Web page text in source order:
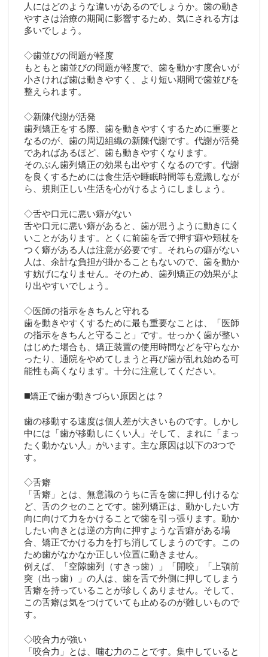
人にはどのような違いがあるのでしょうか。歯の動き
やすさは治療の期間に影響するため、気にされる方は
多いでしょう。
◇歯並びの問題が軽度
もともと歯並びの問題が軽度で、歯を動かす度合いが
小さければ歯は動きやすく、より短い期間で歯並びを
整えられます。
◇新陳代謝が活発
歯列矯正をする際、歯を動きやすくするために重要と
なるのが、歯の周辺組織の新陳代謝です。代謝が活発
であればあるほど、歯も動きやすくなります。
そのぶん歯列矯正の効果も出やすくなるのです。代謝
を良くするためには食生活や睡眠時間等も意識しなが
ら、規則正しい生活を心がけるようにしましょう。
◇舌や口元に悪い癖がない
舌や口元に悪い癖があると、歯が思うように動きにく
いことがあります。とくに前歯を舌で押す癖や頬杖を
つく癖がある人は注意が必要です。それらの癖がない
人は、余計な負担が掛かることもないので、歯を動か
す妨げになりません。そのため、歯列矯正の効果がよ
り出やすいでしょう。
◇医師の指示をきちんと守れる
歯を動きやすくするために最も重要なことは、「医師
の指示をきちんと守ること」です。せっかく歯が整い
はじめた場合も、矯正装置の使用時間などを守らなか
ったり、通院をやめてしまうと再び歯が乱れ始める可
能性も高くなります。十分に注意してください。
◼️矯正で歯が動きづらい原因とは？
歯の移動する速度は個人差が大きいものです。しかし
中には「歯が移動しにくい人」そして、まれに「まっ
たく動かない人」がいます。主な原因は以下の3つで
す。
◇舌癖
「舌癖」とは、無意識のうちに舌を歯に押し付けるな
ど、舌のクセのことです。歯列矯正は、動かしたい方
向に向けて力をかけることで歯を引っ張ります。動か
したい向きとは逆の方向に押すような舌癖がある場
合、矯正でかける力を打ち消してしまうのです。この
ため歯がなかなか正しい位置に動きません。
例えば、「空隙歯列（すきっ歯）」「開咬」「上顎前
突（出っ歯）」の人は、歯を舌で外側に押してしまう
舌癖を持っていることが珍しくありません。そして、
この舌癖は気をつけていても止めるのが難しいもので
す。
◇咬合力が強い
「咬合力」とは、噛む力のことです。集中していると